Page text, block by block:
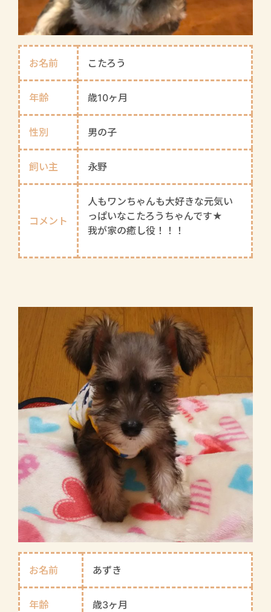
お名前 こたろう
年齢 歳10ヶ月
性別 男の子
飼い主 永野
コメント
人もワンちゃんも大好きな元気い
っぱいなこたろうちゃんです★
我が家の癒し役！！！
お名前 あずき
年齢 歳3ヶ月